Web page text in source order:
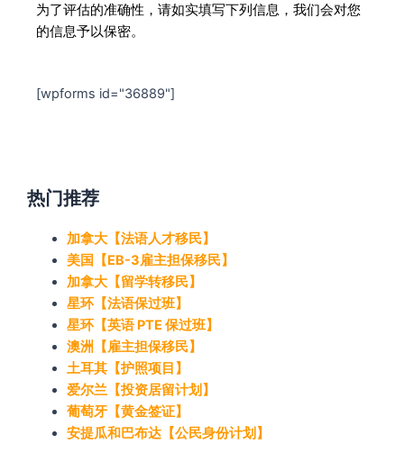
为了评估的准确性，请如实填写下列信息，我们会对您
的信息予以保密。
[wpforms id="36889"]
热门推荐
加拿大【法语人才移民】
美国【EB-3雇主担保移民】
加拿大【留学转移民】
星环【法语保过班】
星环【英语 PTE 保过班】
澳洲【雇主担保移民】
土耳其【护照项目】
爱尔兰【投资居留计划】
葡萄牙【黄金签证】
安提瓜和巴布达【公民身份计划】